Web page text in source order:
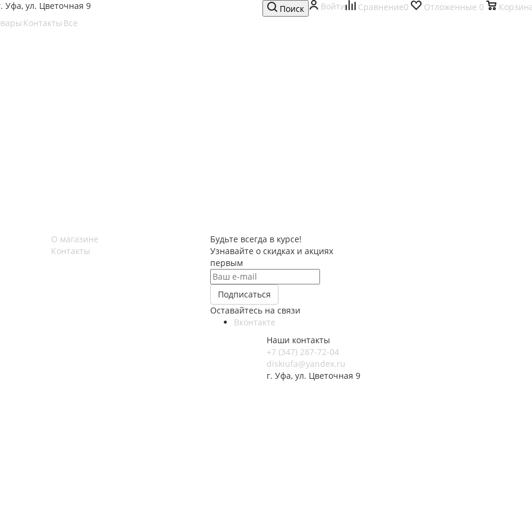
Сравнение0 Отложенные 0
Войти
Уфа, ул. Цветочная 9
Поиск
Контакты Все
О магазине
Контакты
Будьте всегда в курсе!
Узнавайте о скидках и акциях
первым
Оставайтесь на связи
Вконтакте
Наши контакты
+7 (347) 287-72-04
diskiufa@yandex.ru
г. Уфа, ул. Цветочная 9